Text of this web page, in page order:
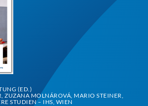
(ED.)
ZUZANA MOLNÁROVÁ, MARIO STEINER,
STUDIEN – IHS, WIEN